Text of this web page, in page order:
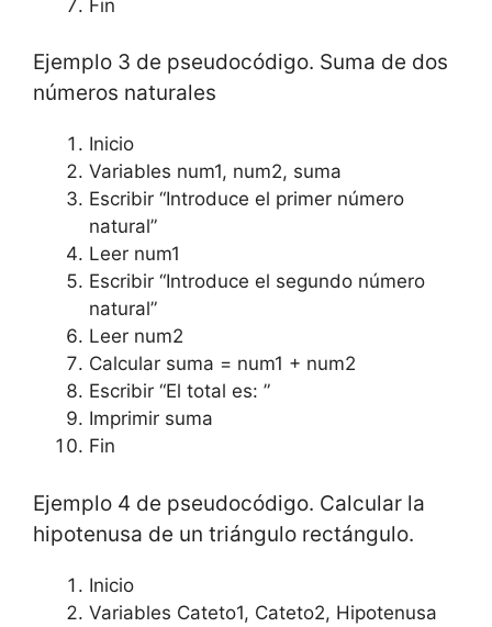
Fin
Ejemplo 3 de pseudocódigo. Suma de dos
números naturales
Inicio
Variables num1, num2, suma
Escribir “Introduce el primer número
natural”
Leer num1
Escribir “Introduce el segundo número
natural”
Leer num2
Calcular suma = num1 + num2
Escribir “El total es: ”
Imprimir suma
Fin
Ejemplo 4 de pseudocódigo. Calcular la
hipotenusa de un triángulo rectángulo.
Inicio
Variables Cateto1, Cateto2, Hipotenusa